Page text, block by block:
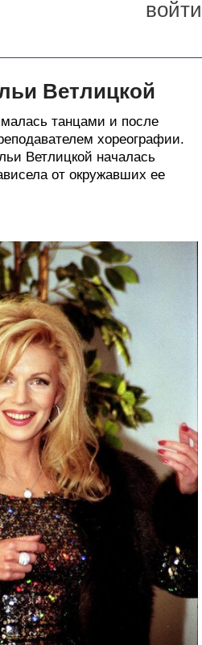
войти
Ветлицкой
танцами и после
хореографии.
Ветлицкой началась
от окружавших ее